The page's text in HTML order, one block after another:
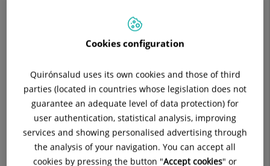
Los enlaces ofrecen detalles de la función o destino del
Uso de los estándares del W3C.
Acceso mediante atajos teclado a las principales opciones.
Diseño adaptativo al tamaño de la ventana del navegador
de forma que el portal se visualiza de forma adecuada en
dispositivos móviles
Cookies configuration
Quirónsalud uses its own cookies and those of third
parties (located in countries whose legislation does not
guarantee an adequate level of data protection) for
user authentication, statistical analysis, improving
services and showing personalised advertising through
the analysis of your navigation. You can accept all
cookies by pressing the button "Accept cookies" or